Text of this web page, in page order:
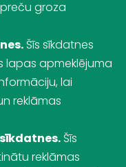
groza
Šīs sīkdatnes
lapas apmeklējuma
lai
reklāmas
Šīs
reklāmas